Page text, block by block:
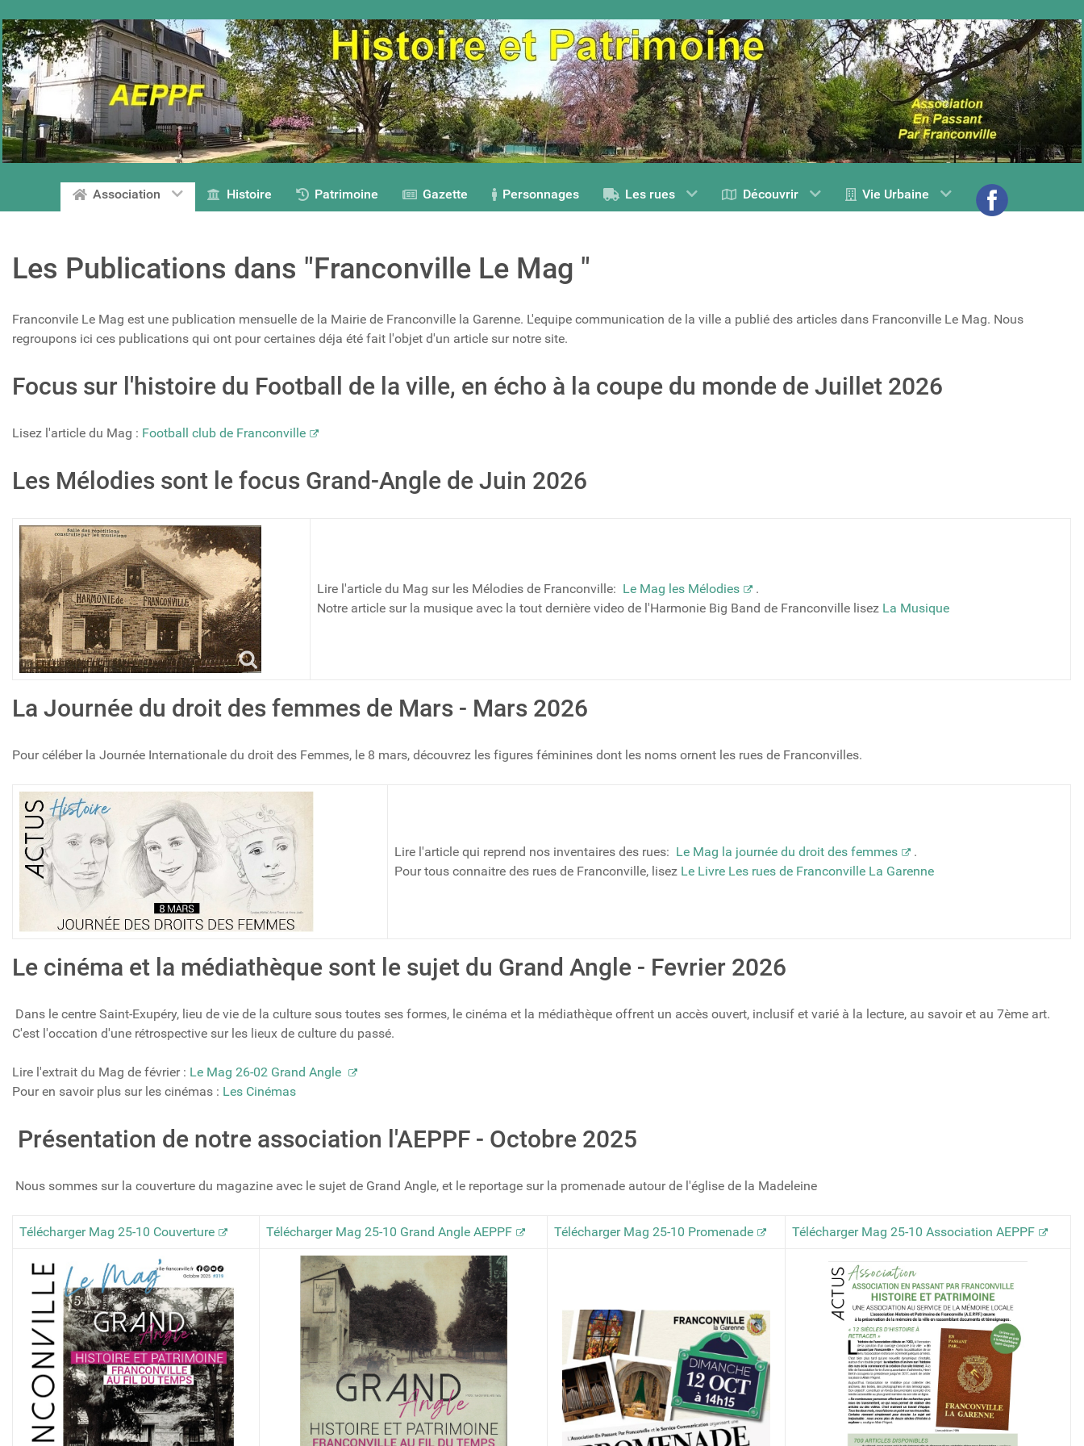
Association Histoire Patrimoine Gazette Personnages Les rues Découvrir Vie Urbaine
Les Publications dans "Franconville Le Mag "
Franconvile Le Mag est une publication mensuelle de la Mairie de Franconville la Garenne. L'equipe communication de la ville a publié des articles dans Franconville Le Mag. Nous
regroupons ici ces publications qui ont pour certaines déja été fait l'objet d'un article sur notre site.
Focus sur l'histoire du Football de la ville, en écho à la coupe du monde de Juillet 2026
Lisez l'article du Mag : Football club de Franconville
Les Mélodies sont le focus Grand-Angle de Juin 2026
Lire l'article du Mag sur les Mélodies de Franconville: Le Mag les Mélodies
.
Notre article sur la musique avec la tout dernière video de l'Harmonie Big Band de Franconville lisez La Musique
La Journée du droit des femmes de Mars - Mars 2026
Pour céléber la Journée Internationale du droit des Femmes, le 8 mars, découvrez les figures féminines dont les noms ornent les rues de Franconvilles.
Lire l'article qui reprend nos inventaires des rues: Le Mag la journée du droit des femmes
.
Pour tous connaitre des rues de Franconville, lisez Le Livre Les rues de Franconville La Garenne
Le cinéma et la médiathèque sont le sujet du Grand Angle - Fevrier 2026
Dans le centre Saint-Exupéry, lieu de vie de la culture sous toutes ses formes, le cinéma et la médiathèque offrent un accès ouvert, inclusif et varié à la lecture, au savoir et au 7ème art.
C'est l'occation d'une rétrospective sur les lieux de culture du passé.
Lire l'extrait du Mag de février : Le Mag 26-02 Grand Angle
Pour en savoir plus sur les cinémas : Les Cinémas
Présentation de notre association l'AEPPF - Octobre 2025
Nous sommes sur la couverture du magazine avec le sujet de Grand Angle, et le reportage sur la promenade autour de l'église de la Madeleine
Télécharger Mag 25-10 Couverture Télécharger Mag 25-10 Grand Angle AEPPF Télécharger Mag 25-10 Promenade Télécharger Mag 25-10 Association AEPPF